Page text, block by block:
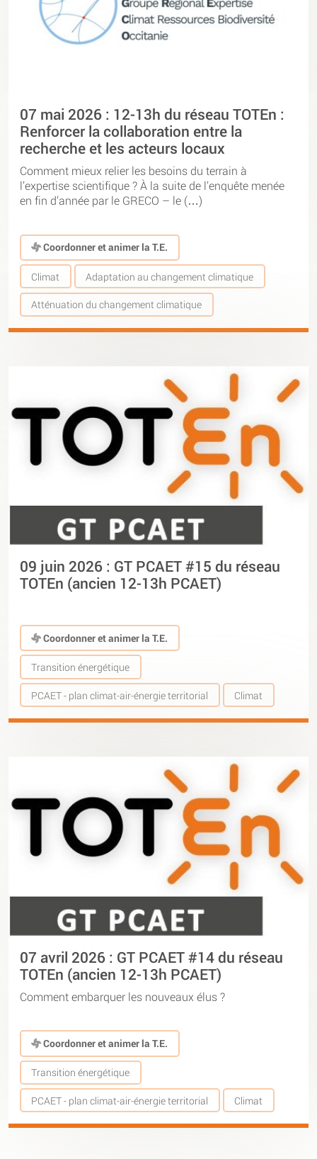
07 mai 2026 : 12-13h du réseau TOTEn :
Renforcer la collaboration entre la
recherche et les acteurs locaux
Comment mieux relier les besoins du terrain à
l’expertise scientifique ? À la suite de l’enquête menée
en fin d’année par le GRECO – le (…)
Coordonner et animer la T.E.
Climat Adaptation au changement climatique
Atténuation du changement climatique
09 juin 2026 : GT PCAET #15 du réseau
TOTEn (ancien 12-13h PCAET)
Coordonner et animer la T.E.
Transition énergétique
PCAET - plan climat-air-énergie territorial Climat
07 avril 2026 : GT PCAET #14 du réseau
TOTEn (ancien 12-13h PCAET)
Comment embarquer les nouveaux élus ?
Coordonner et animer la T.E.
Transition énergétique
PCAET - plan climat-air-énergie territorial Climat